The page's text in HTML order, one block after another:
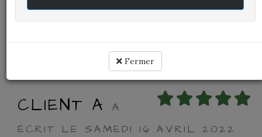
-
Ambiance :
CLIENT A
A
ÉCRIT LE SAMEDI 16 AVRIL 2022
Fermer